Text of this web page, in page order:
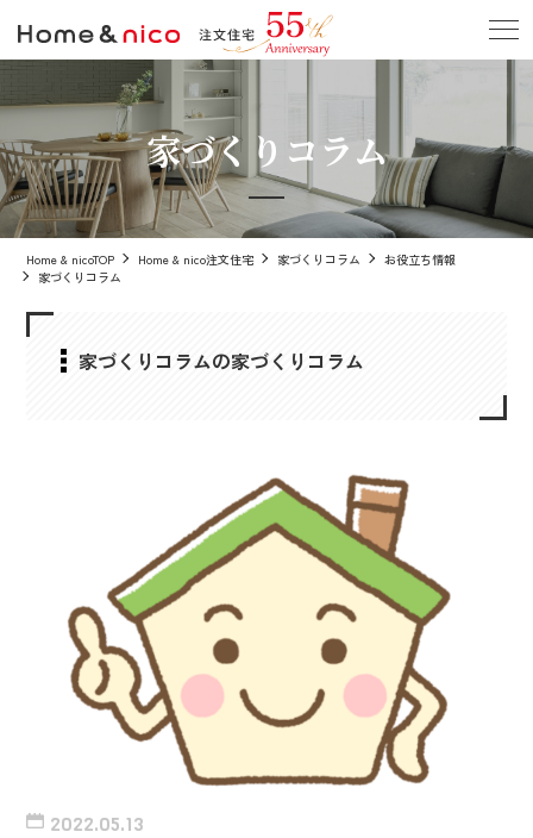
家づくりコラム
Home & nicoTOP Home & nico注文住宅 家づくりコラム
お役立ち情報
家づくりコラム
家づくりコラムの家づくりコラム
2022.05.13